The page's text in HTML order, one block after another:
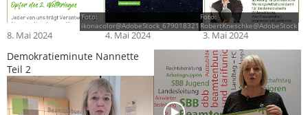
8. Mai 2024
Foto:
ikonacolor@AdobeStock_679018321
4. Mai 2024
Foto:
RobertKneschke@AdobeStock
3. Mai 2024
Demokratieminute Nannette
Teil 2